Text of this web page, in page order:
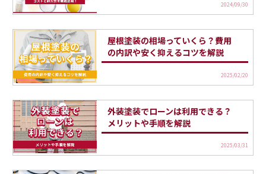
2024/09/30
屋根塗装の相場っていくら？費用
の内訳や安く抑えるコツを解説
2025/02/20
外装塗装でローンは利用できる？
メリットや手順を解説
2025/03/31